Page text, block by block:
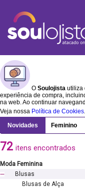
O Soulojista utiliza
experiência de compra,
na web. Ao continuar
Veja nossa Política de Cookies.
Novidades Feminino
72 itens encontrados
Moda Feminina
Blusas
Blusas de Alça